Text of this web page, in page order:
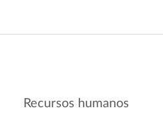
Recursos humanos